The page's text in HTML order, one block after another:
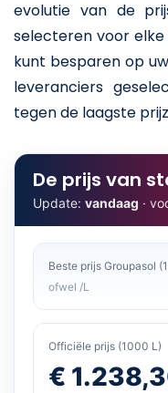
evolutie van de
selecteren voor
kunt besparen op
leveranciers
tegen de laagste
De prijs van
Update: vandaag ·
Beste prijs Groupasol
ofwel /L
Officiële prijs (1000 L)
€